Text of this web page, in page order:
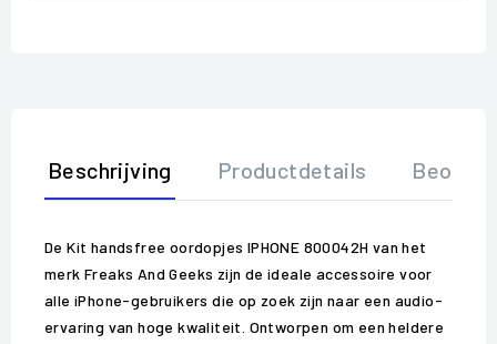
Beschrijving Productdetails
De Kit handsfree oordopjes IPHONE 800042H van het
merk Freaks And Geeks zijn de ideale accessoire voor
alle iPhone-gebruikers die op zoek zijn naar een audio-
ervaring van hoge kwaliteit. Ontworpen om een heldere